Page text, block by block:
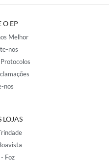
O EP
Melhor
nos
nos
LOJAS
Foz